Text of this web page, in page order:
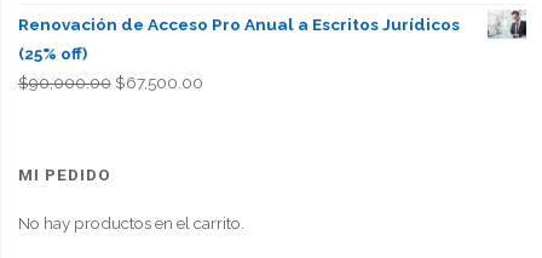
Renovación de Acceso Pro Anual a Escritos Jurídicos
(25% off)
$90,000.00 El
$67,500.00El
MI PEDIDO
No hay productos en el carrito.